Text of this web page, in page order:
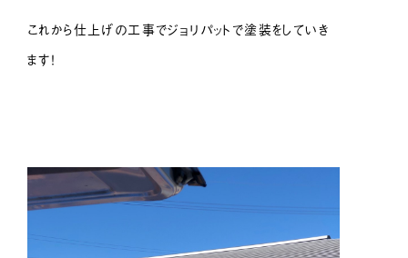
これから仕上げの工事でジョリパットで塗装をしていき
ます！